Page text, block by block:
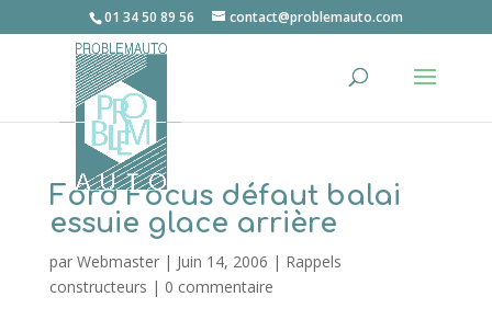
01 34 50 89 56 contact@problemauto.com
Ford Focus défaut balai
essuie glace arrière
par Webmaster| Juin 14, 2006 | Rappels
constructeurs | 0 commentaire